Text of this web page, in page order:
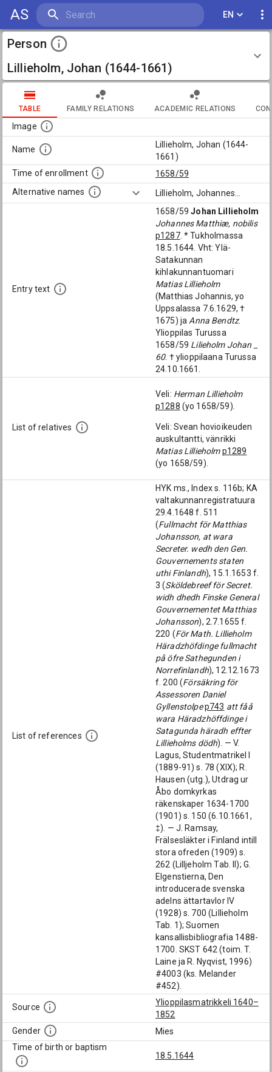
AS EN
Person
Lillieholm, Johan (1644-1661)
TABLE FAMILY RELATIONS ACADEMIC RELATIONS
Image
Name
Lillieholm, Johan (1644-
1661)
Time of enrollment
1658/59
Alternative names
Lillieholm, Johannes
Entry text
1658/59Johan Lillieholm
Johannes Matthiæ, nobilis
p1287. * Tukholmassa
18.5.1644. Vht: Ylä-
Satakunnan
kihlakunnantuomari
Matias Lillieholm
(Matthias Johannis, yo
Uppsalassa 7.6.1629, †
1675) ja Anna Bendtz.
Ylioppilas Turussa
1658/59 Lilieholm Johan _
60. † ylioppilaana Turussa
24.10.1661.
List of relatives
Veli: Herman Lillieholm
p1288 (yo 1658/59).
Veli: Svean hovioikeuden
auskultantti, vänrikki
Matias Lillieholm p1289
(yo 1658/59).
List of references
HYK ms., Index s. 116b; KA
valtakunnanregistratuura
29.4.1648 f. 511
(Fullmacht för Matthias
Johansson, at wara
Secreter. wedh den Gen.
Gouvernements staten
uthi Finlandh), 15.1.1653 f.
3 (Sköldebreef för Secret.
widh dhedh Finske General
Gouvernementet Matthias
Johansson), 2.7.1655 f.
220 (För Math. Lillieholm
Häradzhöfdinge fullmacht
på öfre Sathegunden i
Norrefinlandh), 12.12.1673
f. 200 (Försäkring för
Assessoren Daniel
Gyllenstolpep743 att fåå
wara Häradzhöffdinge i
Satagunda häradh effter
Lillieholms dödh). — V.
Lagus, Studentmatrikel I
(1889-91) s. 78 (XIX); R.
Hausen (utg.), Utdrag ur
Åbo domkyrkas
räkenskaper 1634-1700
(1901) s. 150 (6.10.1661,
‡). — J. Ramsay,
Frälsesläkter i Finland intill
stora ofreden (1909) s.
262 (Lilljeholm Tab. II); G.
Elgenstierna, Den
introducerade svenska
adelns ättartavlor IV
(1928) s. 700 (Lillieholm
Tab. 1); Suomen
kansallisbibliografia 1488-
1700. SKST 642 (toim. T.
Laine ja R. Nyqvist, 1996)
#4003 (ks. Melander
#452).
Source
Ylioppilasmatrikkeli 1640–
1852
Gender
Mies
Time of birth or baptism
18.5.1644